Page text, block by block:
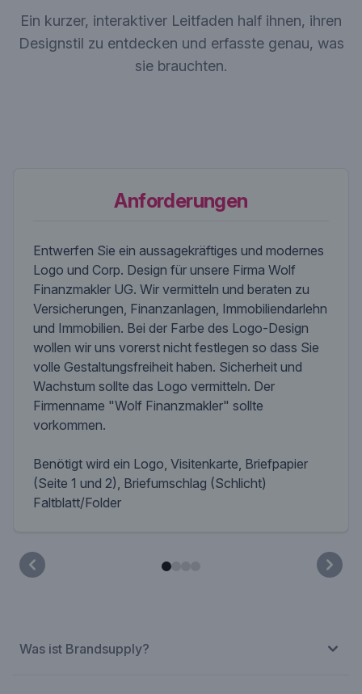
Ein kurzer, interaktiver Leitfaden half ihnen, ihren
Designstil zu entdecken und erfasste genau, was
sie brauchten.
Anforderungen
Entwerfen Sie ein aussagekräftiges und modernes
Logo und Corp. Design für unsere Firma Wolf
Finanzmakler UG. Wir vermitteln und beraten zu
Versicherungen, Finanzanlagen, Immobiliendarlehn
und Immobilien. Bei der Farbe des Logo-Design
wollen wir uns vorerst nicht festlegen so dass Sie
volle Gestaltungsfreiheit haben. Sicherheit und
Wachstum sollte das Logo vermitteln. Der
Firmenname "Wolf Finanzmakler" sollte
vorkommen.
Benötigt wird ein Logo, Visitenkarte, Briefpapier
(Seite 1 und 2), Briefumschlag (Schlicht)
Faltblatt/Folder
Was ist Brandsupply?